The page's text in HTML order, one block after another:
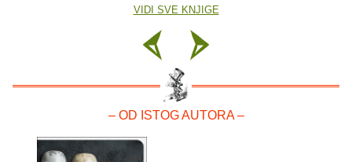
VIDI SVE KNJIGE
– OD ISTOG AUTORA –